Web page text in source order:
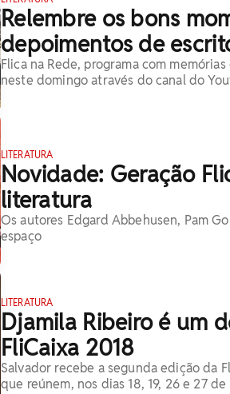
Relembre os bons
depoimentos de
Flica na Rede, programa com
neste domingo através do canal do
LITERATURA
Novidade: Geração
literatura
Os autores Edgard Abbehusen, Pam
espaço
LITERATURA
Djamila Ribeiro é um
FliCaixa 2018
Salvador recebe a segunda edição da
que reúnem, nos dias 18, 19, 26 e 27